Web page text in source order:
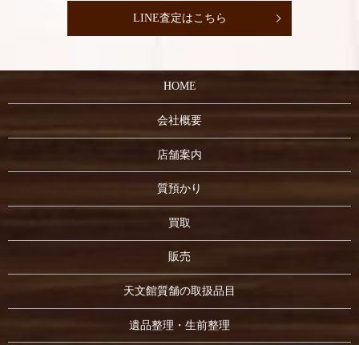
LINE査定はこちら
HOME
会社概要
店舗案内
質預かり
買取
販売
天文館質舗の取扱品目
遺品整理・生前整理